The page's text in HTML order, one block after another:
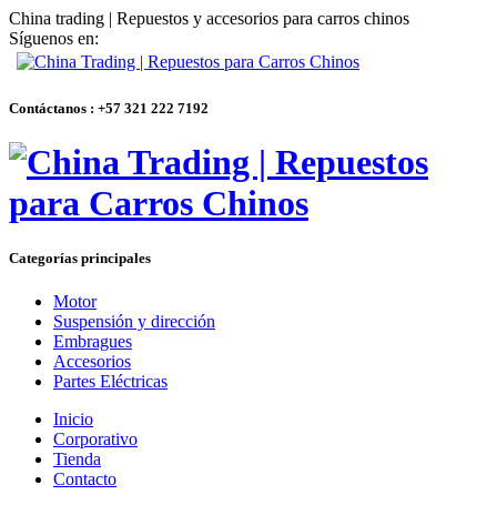
China trading | Repuestos y accesorios para carros chinos
Síguenos en:
Contáctanos : +57 321 222 7192
Categorías principales
Motor
Suspensión y dirección
Embragues
Accesorios
Partes Eléctricas
Inicio
Corporativo
Tienda
Contacto